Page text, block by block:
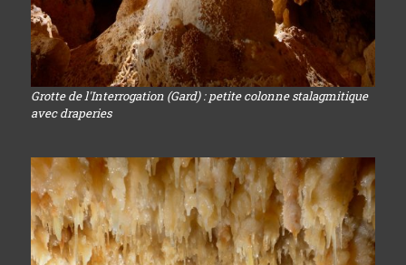
Grotte de l'Interrogation (Gard) : petite colonne stalagmitique
avec draperies